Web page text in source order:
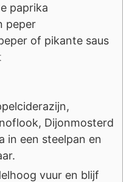
paprika
peper
of pikante saus
Dijonmosterd
in een steelpan en
vuur en blijf